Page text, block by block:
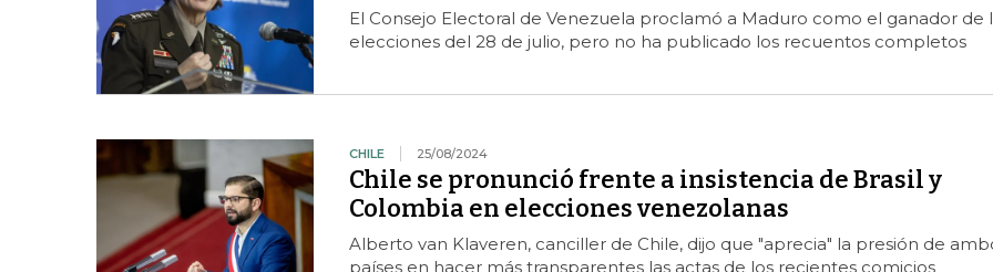
El Consejo Electoral de Venezuela proclamó a Maduro como el ganador de
elecciones del 28 de julio, pero no ha publicado los recuentos completos
CHILE 25/08/2024
Chile se pronunció frente a insistencia de Brasil y
Colombia en elecciones venezolanas
Alberto van Klaveren, canciller de Chile, dijo que "aprecia" la presión de
países en hacer más transparentes las actas de los recientes comicios